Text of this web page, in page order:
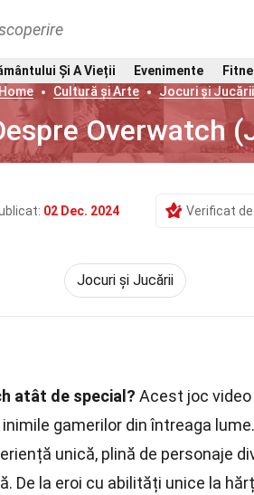
Și A Vieții Evenimente
Home
Cultură și Arte Jocuri și Jucării
Overwatch
02 Dec. 2024 Verificat
Jocuri și Jucării
atât de special? Acest joc
gamerilor din întreaga lume.
unică, plină de personaje
De la eroi cu abilități unice la